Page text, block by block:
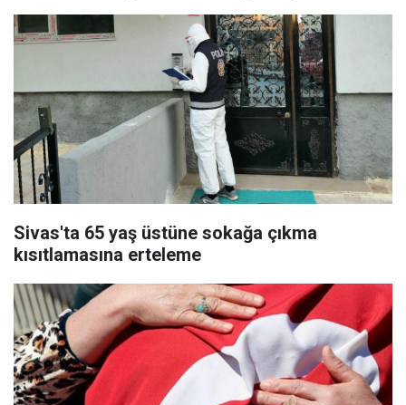
Sivas'ta 65 yaş üstüne sokağa çıkma
kısıtlamasına erteleme